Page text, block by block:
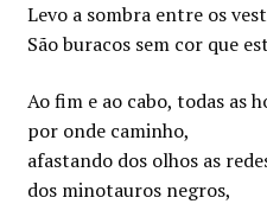
Levo a sombra entre os
São buracos sem cor que
Ao fim e ao cabo, todas as
por onde caminho,
afastando dos olhos as
dos minotauros negros,